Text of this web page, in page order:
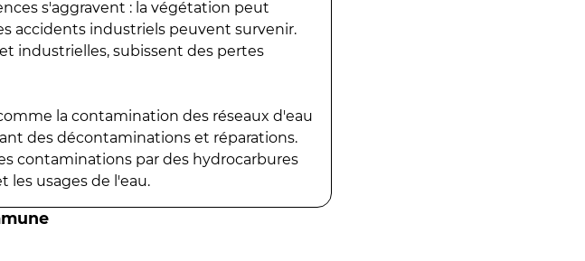
s'aggravent : la végétation peut
accidents industriels peuvent survenir.
industrielles, subissent des pertes
la contamination des réseaux d'eau
des décontaminations et réparations.
contaminations par des hydrocarbures
les usages de l'eau.